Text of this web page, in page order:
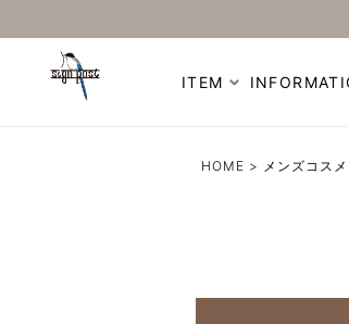
ITEM
HOME メンズコスメ